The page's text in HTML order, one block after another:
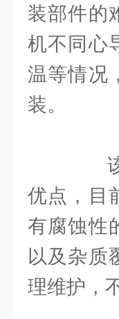
装部件的
机不同心
温等情况
装。
该
优点，目
有腐蚀性
以及杂质
理维护，